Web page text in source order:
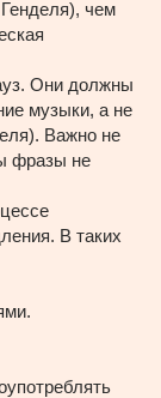
чем
Они должны
музыки, а не
Важно не
фразы не
В таких